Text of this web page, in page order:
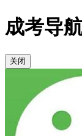
成考导
关闭